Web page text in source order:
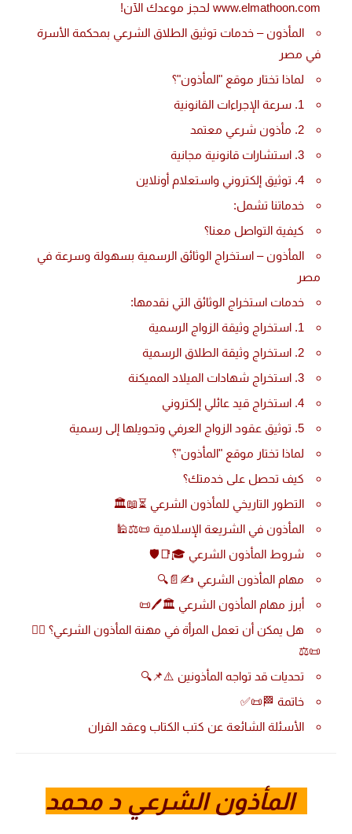
www.elmathoon.com لحجز موعدك الآن!
المأذون – خدمات توثيق الطلاق الشرعي بمحكمة الأسرة
في مصر
لماذا تختار موقع "المأذون"؟
1. سرعة الإجراءات القانونية
2. مأذون شرعي معتمد
3. استشارات قانونية مجانية
4. توثيق إلكتروني واستعلام أونلاين
خدماتنا تشمل:
كيفية التواصل معنا؟
المأذون – استخراج الوثائق الرسمية بسهولة وسرعة في
مصر
خدمات استخراج الوثائق التي نقدمها:
1. استخراج وثيقة الزواج الرسمية
2. استخراج وثيقة الطلاق الرسمية
3. استخراج شهادات الميلاد المميكنة
4. استخراج قيد عائلي إلكتروني
5. توثيق عقود الزواج العرفي وتحويلها إلى رسمية
لماذا تختار موقع "المأذون"؟
كيف تحصل على خدمتك؟
التطور التاريخي للمأذون الشرعي ⏳📖🏛️
المأذون في الشريعة الإسلامية 📜⚖️🕌
شروط المأذون الشرعي 🎓📑🛡️
مهام المأذون الشرعي ✍️📄🔍
أبرز مهام المأذون الشرعي 🏛️🖊️📜
هل يمكن أن تعمل المرأة في مهنة المأذون الشرعي؟ 👩‍⚖️
📜⚖️
تحديات قد تواجه المأذونين ⚠️📌🔍
خاتمة 🏁📜✅
الأسئلة الشائعة عن كتب الكتاب وعقد القران
المأذون الشرعي د محمد